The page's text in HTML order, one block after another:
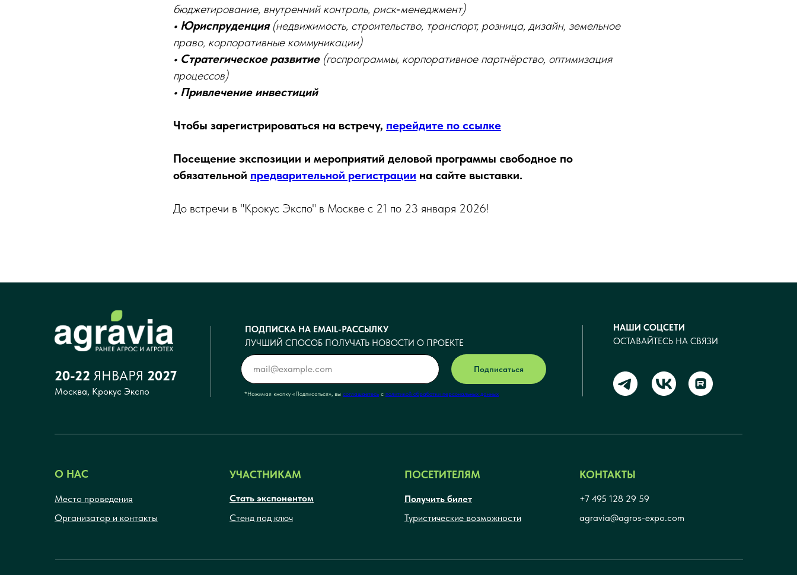
бюджетирование, внутренний контроль, риск‑менеджмент)
• Юриспруденция (недвижимость, строительство, транспорт, розница, дизайн, земельное
право, корпоративные коммуникации)
• Стратегическое развитие(госпрограммы, корпоративное партнёрство, оптимизация
процессов)
• Привлечение инвестиций
Чтобы зарегистрироваться на встречу, перейдите по ссылке
Посещение экспозиции и мероприятий деловой программы свободное по
обязательной предварительной регистрации на сайте выставки.
До встречи в "Крокус Экспо" в Москве с 21 по 23 января 2026!
О НАС
20-22 ЯНВАРЯ 2027
Москва, Крокус Экспо
Организатор и контакты
Место проведения
НАШИ СОЦСЕТИ
ОСТАВАЙТЕСЬ НА СВЯЗИ
Стенд под ключ
УЧАСТНИКАМ
Стать экспонентом
Туристические возможности
ПОСЕТИТЕЛЯМ
Получить билет +7 495 128 29 59
КОНТАКТЫ
agravia@agros-expo.com
ПОДПИСКА НА EMAIL-РАССЫЛКУ
ЛУЧШИЙ СПОСОБ ПОЛУЧАТЬ НОВОСТИ О ПРОЕКТЕ
*Нажимая кнопку <<Подписаться>>, вы соглашаетесь с политикой обработки персональных данных
Подписаться